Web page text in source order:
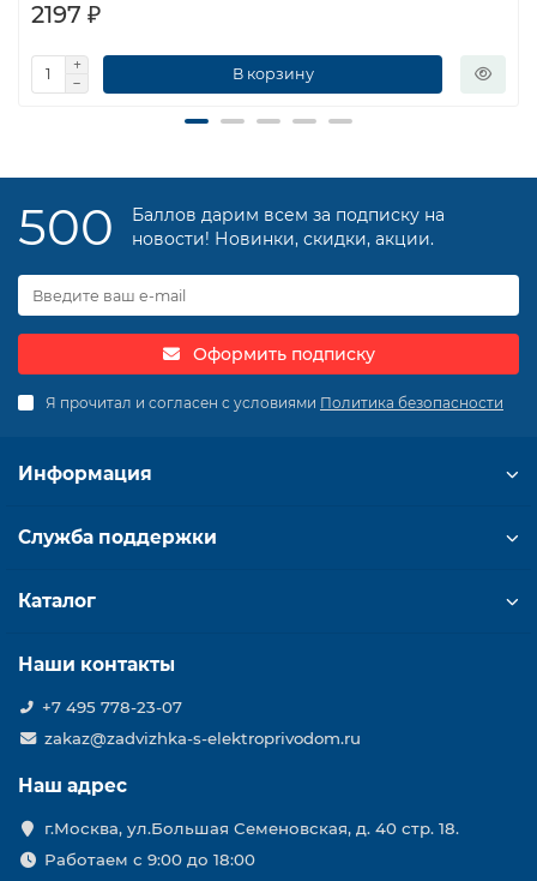
2197 ₽
В корзину
500
Баллов дарим всем за подписку на
новости! Новинки, скидки, акции.
Оформить подписку
Я прочитал и согласен с условиями Политика безопасности
Информация
Служба поддержки
Каталог
Наши контакты
+7 495 778-23-07
zakaz@zadvizhka-s-elektroprivodom.ru
Наш адрес
г.Москва, ул.Большая Семеновская, д. 40 стр. 18.
Работаем с 9:00 до 18:00